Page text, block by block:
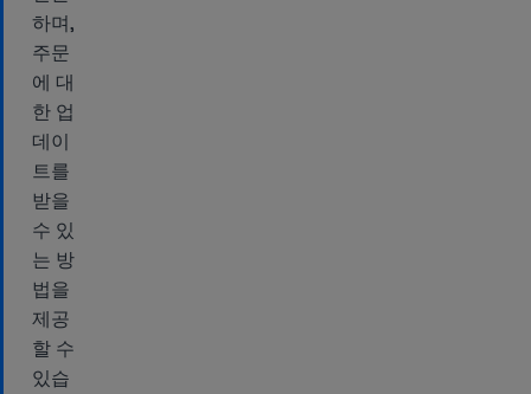
하며,
주문
에 대
한 업
데이
트를
받을
수 있
는 방
법을
제공
할 수
있습